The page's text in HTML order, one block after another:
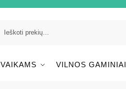
VAIKAMS VILNOS GAMINIAI